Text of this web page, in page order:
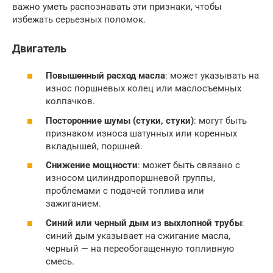
важно уметь распознавать эти признаки, чтобы
избежать серьезных поломок.
Двигатель
Повышенный расход масла: может указывать на
износ поршневых колец или маслосъемных
колпачков.
Посторонние шумы (стуки, стуки): могут быть
признаком износа шатунных или коренных
вкладышей, поршней.
Снижение мощности: может быть связано с
износом цилиндропоршневой группы,
проблемами с подачей топлива или
зажиганием.
Синий или черный дым из выхлопной трубы:
синий дым указывает на сжигание масла,
черный — на переобогащенную топливную
смесь.